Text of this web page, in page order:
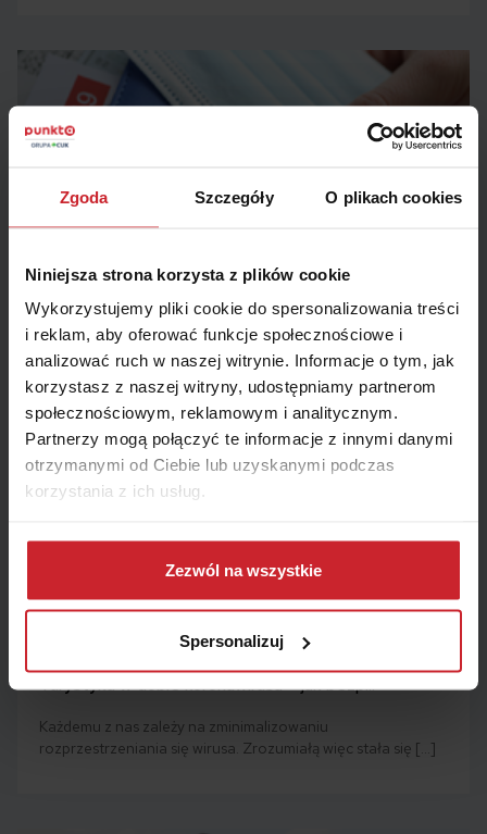
Zgoda Szczegóły O plikach cookies
Niniejsza strona korzysta z plików cookie
Wykorzystujemy pliki cookie do spersonalizowania treści
i reklam, aby oferować funkcje społecznościowe i
analizować ruch w naszej witrynie. Informacje o tym, jak
korzystasz z naszej witryny, udostępniamy partnerom
społecznościowym, reklamowym i analitycznym.
Partnerzy mogą połączyć te informacje z innymi danymi
otrzymanymi od Ciebie lub uzyskanymi podczas
korzystania z ich usług.
Dowiedz się więcej na temat tego, kim jesteśmy, jak
można się z nami skontaktować i w jaki sposób
przetwarzamy dane osobowe w ramachPolityki
Zezwól na wszystkie
Spersonalizuj
Choć sezon urlopowy w pełni, musimy pamiętać, że nie są to
wakacje od […]
Turystyka w dobie koronawirusa – jak bezp...
Każdemu z nas zależy na zminimalizowaniu
rozprzestrzeniania się wirusa. Zrozumiałą więc stała się […]